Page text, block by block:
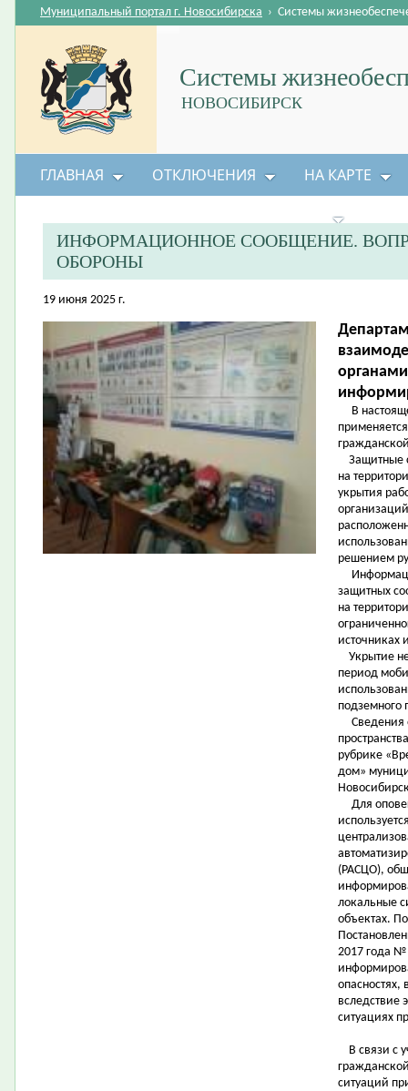
Системы
НОВОСИБИРСК
Муниципальный портал г. Новосибирска › Системы
ГЛАВНАЯ ОТКЛЮЧЕНИЯ НА КАРТЕ
ИНФОРМАЦИОННОЕ СООБЩЕНИЕ.
ОБОРОНЫ
19 июня 2025 г.
В
Защитные
на
укрытия
решением
защитных
на
Укрытие
период
подземного
Сведения
рубрике
дом»
Для
(РАСЦО),
локальные
объектах.
2017 года №
вследствие
ситуациях
В связи с
ситуаций